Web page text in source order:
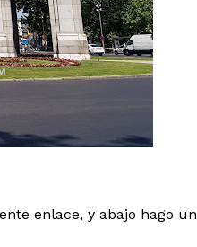
enlace, y abajo hago un